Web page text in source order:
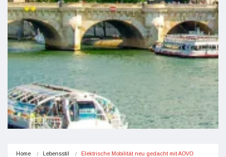
Home Lebensstil Elektrische Mobilität neu gedacht mit AOVO